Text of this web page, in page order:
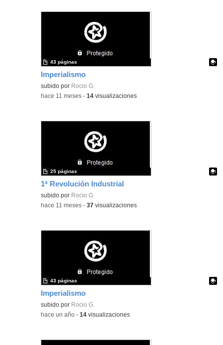
Imperialismo
Contenido educativo.
subido por Rocio G.
43 páginas
-hace 11 meses -14 visualizaciones
1ª Revolución Industrial
Contenido educativo.
subido por Rocio G.
25 páginas
-hace 11 meses -37 visualizaciones
Imperialismo
Contenido educativo.
subido por Rocio G.
43 páginas
-hace un año -14 visualizaciones